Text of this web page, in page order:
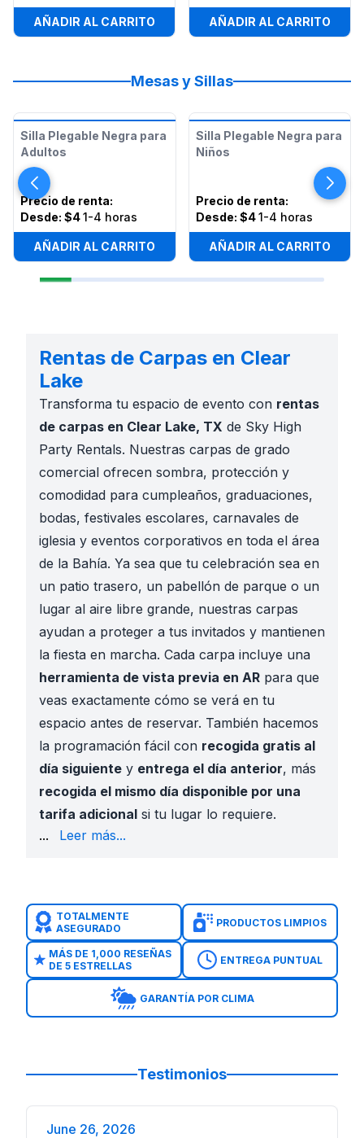
AÑADIR AL CARRITO AÑADIR AL CARRITO
Mesas y Sillas
Silla Plegable Negra para
Adultos
Precio de renta:
Desde: $41-4 horas
AÑADIR AL CARRITO
Silla Plegable Negra para
Niños
Precio de renta:
Desde: $4 1-4 horas
AÑADIR AL CARRITO
Rentas de Carpas en Clear
Lake
Transforma tu espacio de evento con rentas
de carpas en Clear Lake, TX de Sky High
Party Rentals. Nuestras carpas de grado
comercial ofrecen sombra, protección y
comodidad para cumpleaños, graduaciones,
bodas, festivales escolares, carnavales de
iglesia y eventos corporativos en toda el área
de la Bahía. Ya sea que tu celebración sea en
un patio trasero, un pabellón de parque o un
lugar al aire libre grande, nuestras carpas
ayudan a proteger a tus invitados y mantienen
la fiesta en marcha. Cada carpa incluye una
herramienta de vista previa en AR para que
veas exactamente cómo se verá en tu
espacio antes de reservar. También hacemos
la programación fácil con recogida gratis al
día siguiente y entrega el día anterior, más
recogida el mismo día disponible por una
tarifa adicional si tu lugar lo requiere.
Sky High Party Rentals ha entregado rentas de
Vistas Previas en AR
: Visualiza tu carpa en tu
Programación Flexible: Elige recogida gratis al día
Instalación Profesional
: Instalada y asegurada
Brincolines en Clear Lake
Toboganes acuáticos en Clear Lake
Combos con toboganes en Clear Lake
Cursos de obstáculos en Clear Lake
Brincolines en Pasadenapara eventos grandes de
Brincolines en Friendswood
... Leer más...
TOTALMENTE
ASEGURADO
PRODUCTOS LIMPIOS
MÁS DE 1,000 RESEÑAS
DE 5 ESTRELLAS
ENTREGA PUNTUAL
GARANTÍA POR CLIMA
Testimonios
June 26, 2026